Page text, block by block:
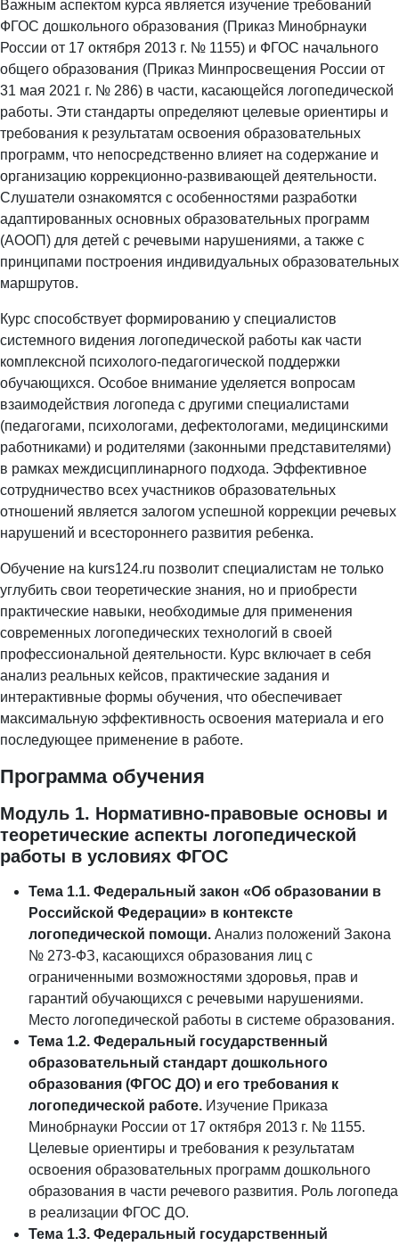
Важным аспектом курса является изучение требований
ФГОС дошкольного образования (Приказ Минобрнауки
России от 17 октября 2013 г. № 1155) и ФГОС начального
общего образования (Приказ Минпросвещения России от
31 мая 2021 г. № 286) в части, касающейся логопедической
работы. Эти стандарты определяют целевые ориентиры и
требования к результатам освоения образовательных
программ, что непосредственно влияет на содержание и
организацию коррекционно-развивающей деятельности.
Слушатели ознакомятся с особенностями разработки
адаптированных основных образовательных программ
(АООП) для детей с речевыми нарушениями, а также с
принципами построения индивидуальных образовательных
маршрутов.
Курс способствует формированию у специалистов
системного видения логопедической работы как части
комплексной психолого-педагогической поддержки
обучающихся. Особое внимание уделяется вопросам
взаимодействия логопеда с другими специалистами
(педагогами, психологами, дефектологами, медицинскими
работниками) и родителями (законными представителями)
в рамках междисциплинарного подхода. Эффективное
сотрудничество всех участников образовательных
отношений является залогом успешной коррекции речевых
нарушений и всестороннего развития ребенка.
Обучение на kurs124.ru позволит специалистам не только
углубить свои теоретические знания, но и приобрести
практические навыки, необходимые для применения
современных логопедических технологий в своей
профессиональной деятельности. Курс включает в себя
анализ реальных кейсов, практические задания и
интерактивные формы обучения, что обеспечивает
максимальную эффективность освоения материала и его
последующее применение в работе.
Программа обучения
Модуль 1. Нормативно-правовые основы и
теоретические аспекты логопедической
работы в условиях ФГОС
Тема 1.1. Федеральный закон «Об образовании в
Российской Федерации» в контексте
логопедической помощи. Анализ положений Закона
№ 273-ФЗ, касающихся образования лиц с
ограниченными возможностями здоровья, прав и
гарантий обучающихся с речевыми нарушениями.
Место логопедической работы в системе образования.
Тема 1.2. Федеральный государственный
образовательный стандарт дошкольного
образования (ФГОС ДО) и его требования к
логопедической работе. Изучение Приказа
Минобрнауки России от 17 октября 2013 г. № 1155.
Целевые ориентиры и требования к результатам
освоения образовательных программ дошкольного
образования в части речевого развития. Роль логопеда
в реализации ФГОС ДО.
Тема 1.3. Федеральный государственный